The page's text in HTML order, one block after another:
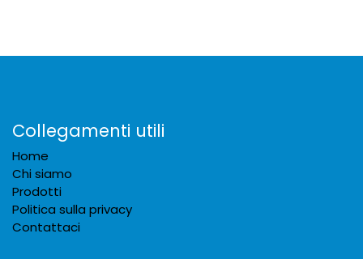
Collegamenti utili
Home
Chi siamo
Prodotti
Politica sulla privacy
Contattaci